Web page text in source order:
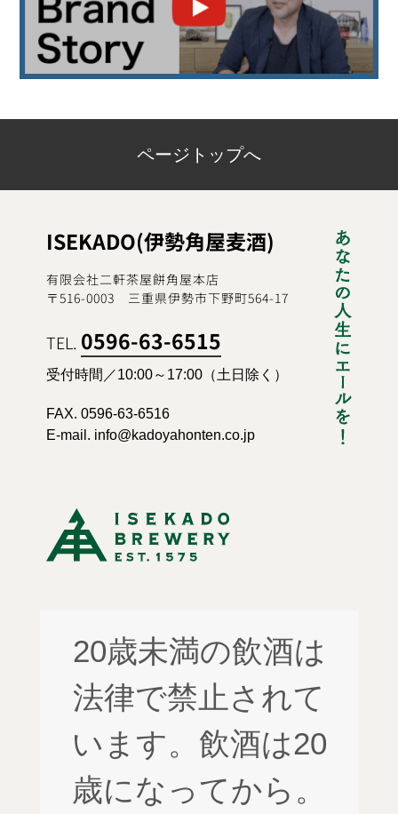
ページトップへ
ISEKADO(伊勢角屋麦酒)
有限会社二軒茶屋餅角屋本店
〒516-0003 三重県伊勢市下野町564-17
TEL. 0596-63-6515
受付時間／10:00～17:00（土日除く）
FAX. 0596-63-6516
E-mail. info@kadoyahonten.co.jp
20歳未満の飲酒は
法律で禁止されて
います。飲酒は20
歳になってから。